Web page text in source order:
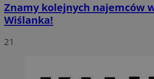
Znamy kolejnych najemców
Wiślanka!
21